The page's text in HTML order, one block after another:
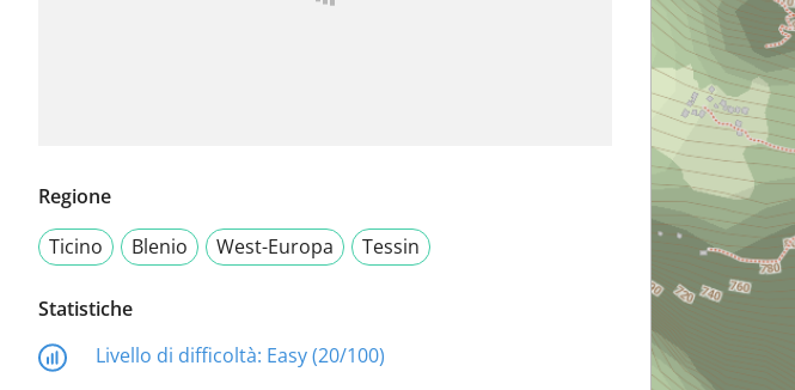
Regione
Ticino
Blenio West-Europa Tessin
Statistiche
Livello di difficoltà: Easy (20/100)